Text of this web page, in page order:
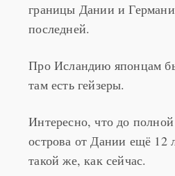
границы Дании и
последней.
Про Исландию японцам
там есть гейзеры.
Интересно, что до
острова от Дании ещё 12
такой же, как сейчас.